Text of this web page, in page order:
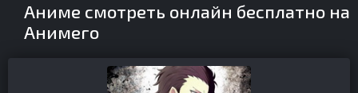
Аниме смотреть онлайн бесплатно на
Анимего